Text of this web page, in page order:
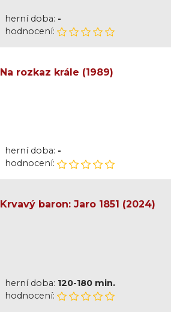
herní doba: -
hodnocení:
Na rozkaz krále (1989)
herní doba: -
hodnocení:
Krvavý baron: Jaro 1851 (2024)
herní doba: 120-180 min.
hodnocení: